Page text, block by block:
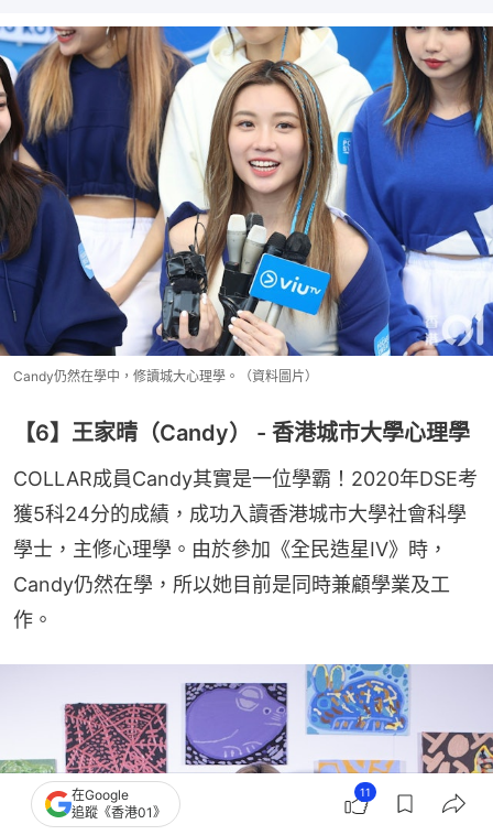
Candy仍然在學中，修讀城大心理學。（資料圖片）
【6】王家晴（Candy） - 香港城市大學心理學
COLLAR成員Candy其實是一位學霸！2020年DSE考
獲5科24分的成績，成功入讀香港城市大學社會科學
學士，主修心理學。由於參加《全民造星IV》時，
Candy仍然在學，所以她目前是同時兼顧學業及工
作。
在Google
追蹤《香港01》
11